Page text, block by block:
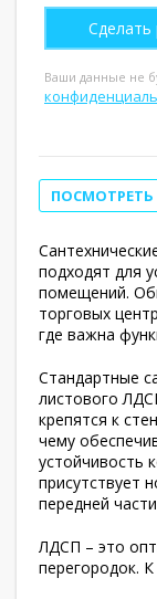
Ваши данные не
подходят для
помещений.
торговых
где важна
Стандартные
листового
крепятся к
чему
устойчивость
присутствует
передней
ЛДСП – это
перегородок.